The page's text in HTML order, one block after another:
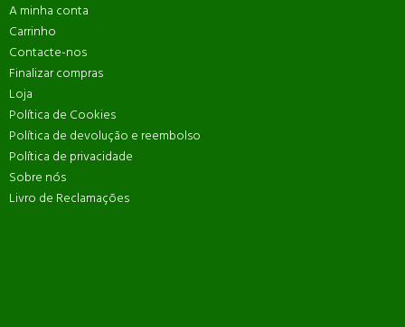
A minha conta
Carrinho
Contacte-nos
Finalizar compras
Loja
Política de Cookies
Política de devolução e reembolso
Política de privacidade
Sobre nós
Livro de Reclamações